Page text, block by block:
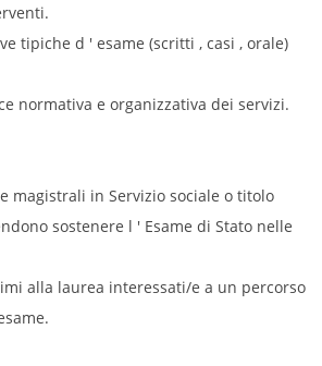
tipiche d ' esame (scritti , casi , orale)
normativa e organizzativa dei servizi.
magistrali in Servizio sociale o titolo
sostenere l ' Esame di Stato nelle
alla laurea interessati/e a un percorso